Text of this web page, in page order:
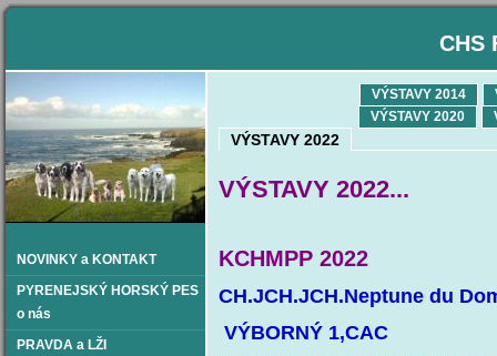
CHS
NOVINKY a KONTAKT
PYRENEJSKÝ HORSKÝ PES
o nás
PRAVDA a LŽI
VÝSTAVY 2022
VÝSTAVY 2014
VÝSTAVY 2020
VÝSTAVY 2022...
KCHMPP 2022
CH.JCH.JCH.Neptune du
VÝBORNÝ 1,CAC